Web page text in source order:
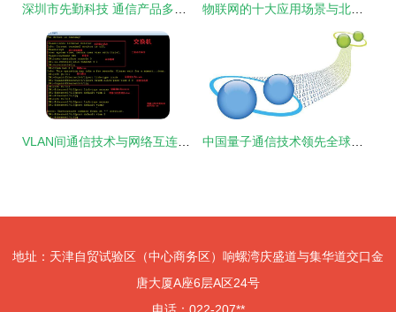
地址：天津自贸试验区（中心商务区）响螺湾庆盛道与集华道交口金
唐大厦A座6层A区24号